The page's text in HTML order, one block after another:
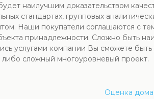
наилучшим доказательством
стандартах, групповых
Наши покупатели соглашаются с
принадлежности. Сложно быть
услугами компании Вы сможете
либо сложный многоуровневый проект.
Оценка дома